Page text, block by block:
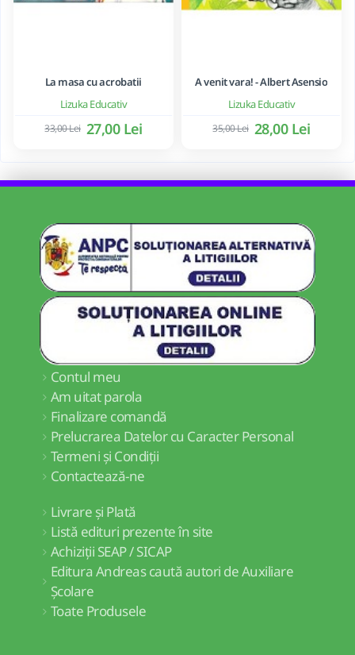
Lizuka Educativ
La masa cu acrobatii
27,00 Lei
33,00 Lei
Lizuka Educativ
A venit vara! - Albert Asensio
28,00 Lei
35,00 Lei
Contul meu
Am uitat parola
Finalizare comandă
Prelucrarea Datelor cu Caracter Personal
Termeni și Condiții
Contactează-ne
Livrare și Plată
Listă edituri prezente în site
Achiziții SEAP / SICAP
Editura Andreas caută autori de Auxiliare
Școlare
Toate Produsele